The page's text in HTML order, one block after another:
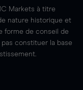
Markets à titre
nature historique et
forme de conseil de
constituer la base